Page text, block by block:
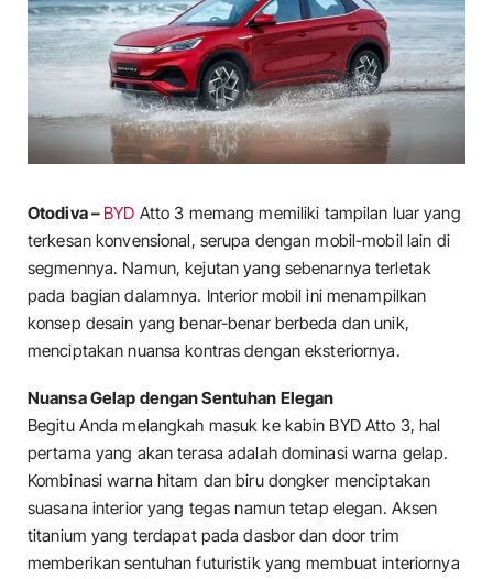
Otodiva – BYD Atto 3 memang memiliki tampilan luar yang
terkesan konvensional, serupa dengan mobil-mobil lain di
segmennya. Namun, kejutan yang sebenarnya terletak
pada bagian dalamnya. Interior mobil ini menampilkan
konsep desain yang benar-benar berbeda dan unik,
menciptakan nuansa kontras dengan eksteriornya.
Nuansa Gelap dengan Sentuhan Elegan
Begitu Anda melangkah masuk ke kabin BYD Atto 3, hal
pertama yang akan terasa adalah dominasi warna gelap.
Kombinasi warna hitam dan biru dongker menciptakan
suasana interior yang tegas namun tetap elegan. Aksen
titanium yang terdapat pada dasbor dan door trim
memberikan sentuhan futuristik yang membuat interiornya